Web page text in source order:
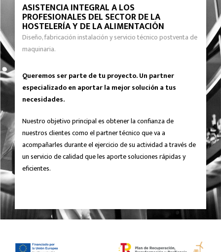
ASISTENCIA INTEGRAL A LOS
PROFESIONALES DEL SECTOR DE LA
HOSTELERÍA Y DE LA ALIMENTACIÓN
Diseño, fabricación instalación y servicio técnico postventa de
maquinaria.
Queremos ser parte de tu proyecto. Un partner
especializado en aportar la mejor solución a tus
necesidades.
Nuestro objetivo principal es obtener la confianza de
nuestros clientes como el partner técnico que va a
acompañarles durante el ejercicio de su actividad a través de
un servicio de calidad que les aporte soluciones rápidas y
eficientes.